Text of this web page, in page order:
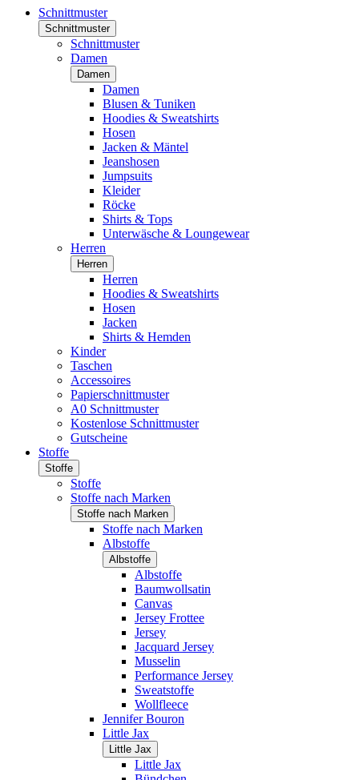
Schnittmuster
Schnittmuster
Schnittmuster
Damen
Damen
Damen
Blusen & Tuniken
Hoodies & Sweatshirts
Hosen
Jacken & Mäntel
Jeanshosen
Jumpsuits
Kleider
Röcke
Shirts & Tops
Unterwäsche & Loungewear
Herren
Herren
Herren
Hoodies & Sweatshirts
Hosen
Jacken
Shirts & Hemden
Kinder
Taschen
Accessoires
Papierschnittmuster
A0 Schnittmuster
Kostenlose Schnittmuster
Gutscheine
Stoffe
Stoffe
Stoffe
Stoffe nach Marken
Stoffe nach Marken
Stoffe nach Marken
Albstoffe
Albstoffe
Albstoffe
Baumwollsatin
Canvas
Jersey Frottee
Jersey
Jacquard Jersey
Musselin
Performance Jersey
Sweatstoffe
Wollfleece
Jennifer Bouron
Little Jax
Little Jax
Little Jax